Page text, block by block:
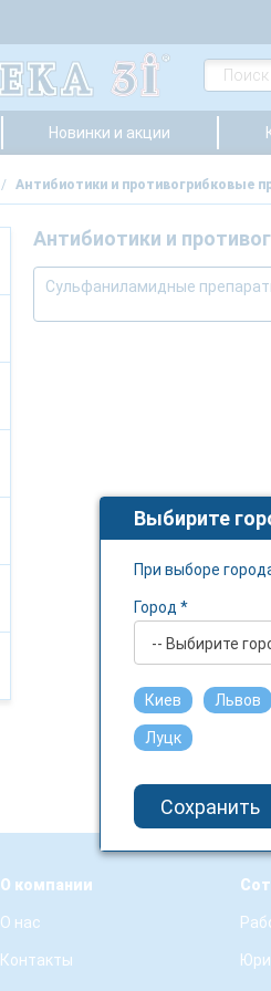
Новинки и акции
/ Антибиотики и противогрибковые
Антибиотики и
Сульфаниламидные
О компании
О нас
Контакты
Выбирите
При выборе
Город *
-- Выбирите
Киев Львов
Луцк
Сохранить